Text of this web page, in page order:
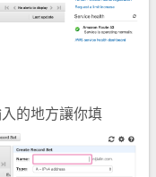
的地方讓你填